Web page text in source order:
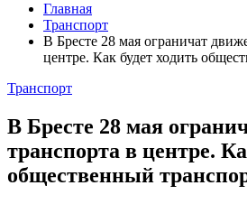
Главная
Транспорт
В Бресте 28 мая ограничат
центре. Как будет ходить
Транспорт
В Бресте 28 мая
транспорта в центре.
общественный